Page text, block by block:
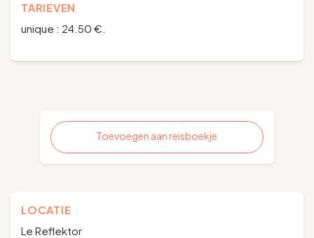
TARIEVEN
unique : 24.50 €.
Toevoegen aan reisboekje
LOCATIE
Le Reflektor